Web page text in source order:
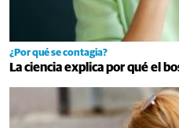
¿Por qué se contagia?
La ciencia explica por qué el